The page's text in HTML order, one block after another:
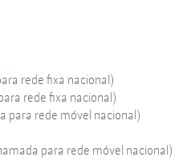
rede fixa nacional)
rede fixa nacional)
para rede móvel nacional)
para rede móvel nacional)